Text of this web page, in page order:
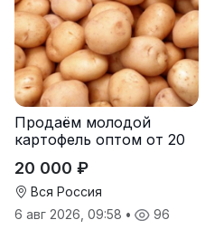
Продаём молодой
картофель оптом от 20
20 000 ₽
Вся Россия
6 авг 2026, 09:58 • 96